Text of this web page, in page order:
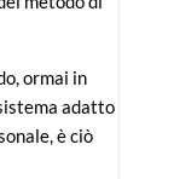
ormai in
adatto
è ciò